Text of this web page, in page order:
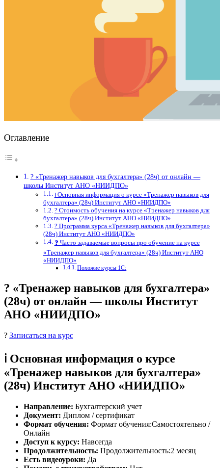
Оглавление
? «Тренажер навыков для бухгалтера» (28ч) от онлайн —
школы Институт АНО «НИИДПО»
ℹ️ Основная информация о курсе «Тренажер навыков для
бухгалтера» (28ч) Институт АНО «НИИДПО»
? Стоимость обучения на курсе «Тренажер навыков для
бухгалтера» (28ч) Институт АНО «НИИДПО»
? Программа курса «Тренажер навыков для бухгалтера»
(28ч) Институт АНО «НИИДПО»
❓ Часто задаваемые вопросы про обучение на курсе
«Тренажер навыков для бухгалтера» (28ч) Институт АНО
«НИИДПО»
Похожие курсы 1С:
? «Тренажер навыков для бухгалтера»
(28ч) от онлайн — школы Институт
АНО «НИИДПО»
? Записаться на курс
ℹ️ Основная информация о курсе
«Тренажер навыков для бухгалтера»
(28ч) Институт АНО «НИИДПО»
Направление: Бухгалтерский учет
Документ: Диплом / сертификат
Формат обучения: Формат обучения:Самостоятельно /
Онлайн
Доступ к курсу: Навсегда
Продолжительность: Продолжительность:2 месяц
Есть видеоуроки: Да